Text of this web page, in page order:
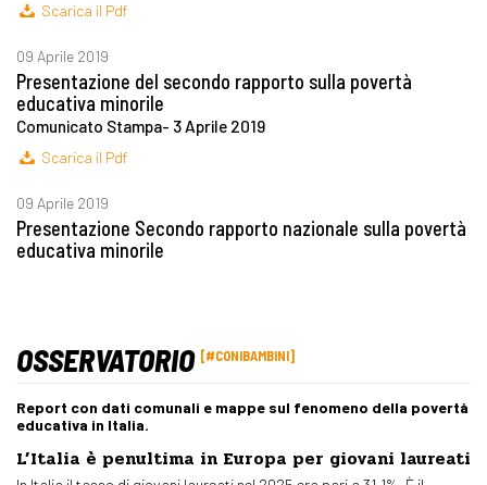
Scarica il Pdf
09 Aprile 2019
Presentazione del secondo rapporto sulla povertà
educativa minorile
Comunicato Stampa- 3 Aprile 2019
Scarica il Pdf
09 Aprile 2019
Presentazione Secondo rapporto nazionale sulla povertà
educativa minorile
OSSERVATORIO #CONIBAMBINI
Report con dati comunali e mappe sul fenomeno della povertà
educativa in Italia.
L’Italia è penultima in Europa per giovani laureati